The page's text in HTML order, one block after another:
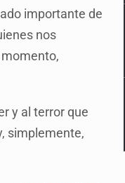
importante de
nos
y al terror que
simplemente,